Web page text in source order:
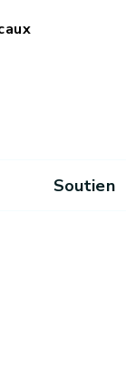
Soutien